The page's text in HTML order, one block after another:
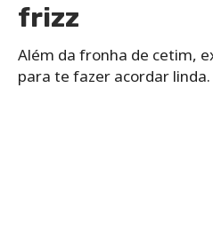
frizz
Além da fronha de cetim,
para te fazer acordar